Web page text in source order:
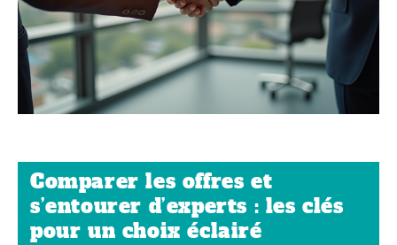
Comparer les offres et
s’entourer d’experts : les clés
pour un choix éclairé